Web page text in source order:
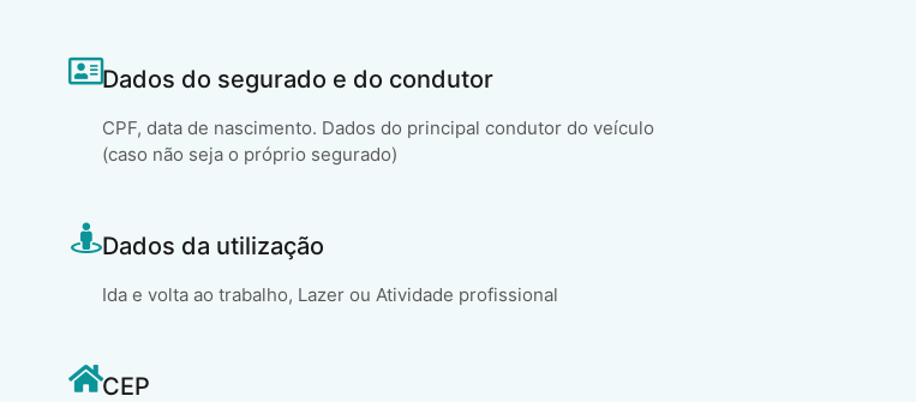
Dados do segurado e do condutor
CPF, data de nascimento. Dados do principal condutor do veículo
(caso não seja o próprio segurado)
Dados da utilização
Ida e volta ao trabalho, Lazer ou Atividade profissional
CEP